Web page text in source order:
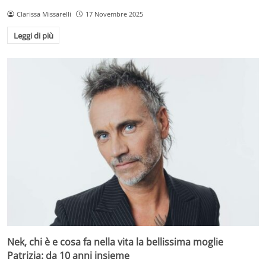
Clarissa Missarelli 17 Novembre 2025
Leggi di più
Nek, chi è e cosa fa nella vita la bellissima moglie
Patrizia: da 10 anni insieme